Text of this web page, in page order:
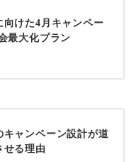
向けた4月キャンペー
最大化プラン
キャンペーン設計が道
せる理由